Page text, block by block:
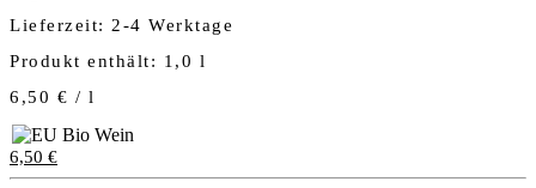
Lieferzeit: 2-4 Werktage
Produkt enthält: 1,0 l
6,50 € / l
6,50 €